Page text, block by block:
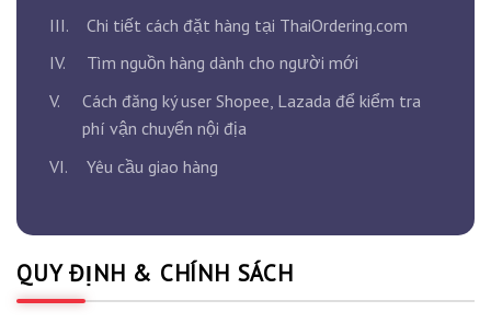
III.
Chi tiết cách đặt hàng tại ThaiOrdering.com
IV.
Tìm nguồn hàng dành cho người mới
V.
Cách đăng ký user Shopee, Lazada để kiểm tra
phí vận chuyển nội địa
VI.
Yêu cầu giao hàng
QUY ĐỊNH & CHÍNH SÁCH